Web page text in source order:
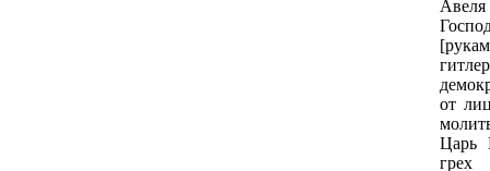
от
Царь